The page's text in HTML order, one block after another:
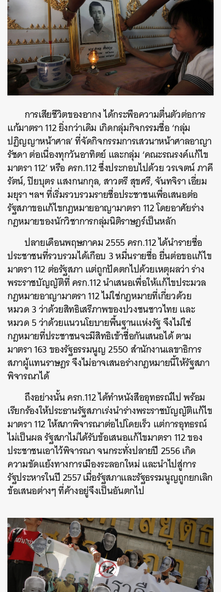
การเสียชีวิตของอากง ได้กระพือความตื่นตัวต่อการ
แก้มาตรา 112 ยิ่งกว่าเดิม เกิดกลุ่มกิจกรรมชื่อ ‘กลุ่ม
ปฏิญญาหน้าศาล’ ที่จัดกิจกรรมการเสวนาหน้าศาลอาญา
รัชดา ต่อเนื่องทุกวันอาทิตย์ และกลุ่ม ‘คณะรณรงค์แก้ไข
มาตรา 112’ หรือ ครก.112 ซึ่งประกอบไปด้วย วรเจตน์ ภาคี
รัตน์, ปิยบุตร แสงกนกกุล, สาวตรี สุขศรี, จันทจิรา เอี่ยม
มยุรา ฯลฯที่เริ่มรวบรวมรายชื่อประชาชนเพื่อเสนอต่อ
รัฐสภาขอแก้ไขกฎหมายอาญามาตรา 112 โดยอาศัยร่าง
กฎหมายของนักวิชาการกลุ่มนิติราษฎร์เป็นหลัก
ปลายเดือนพฤษภาคม 2555 ครก.112 ได้นำรายชื่อ
ประชาชนที่รวบรวมได้เกือบ 3 หมื่นรายชื่อ ยื่นต่อขอแก้ไข
มาตรา 112 ต่อรัฐสภา แต่ถูกปัดตกไปด้วยเหตุผลว่า ร่าง
พระราชบัญญัติที่ ครก.112 นำเสนอเพื่อให้แก้ไขประมวล
กฎหมายอาญามาตรา 112 ไม่ใช่กฎหมายที่เกี่ยวด้วย
หมวด 3 ว่าด้วยสิทธิเสรีภาพของปวงชนชาวไทย และ
หมวด 5 ว่าด้วยแนวนโยบายพื้นฐานแห่งรัฐ จึงไม่ใช่
กฎหมายที่ประชาชนจะมีสิทธิเข้าชื่อกันเสนอได้ ตาม
มาตรา 163 ของรัฐธรรมนูญ 2550 สำนักงานเลขาธิการ
สภาผู้แทนราษฎร จึงไม่อาจเสนอร่างกฎหมายนี้ให้รัฐสภา
พิจารณาได้
ถึงอย่างนั้น ครก.112 ได้ทำหนังสืออุทธรณ์ไป พร้อม
เรียกร้องให้ประธานรัฐสภาเร่งนำร่างพระราชบัญญัติแก้ไข
มาตรา 112 ให้สภาพิจารณาต่อไปโดยเร็ว แต่การอุทธรณ์
ไม่เป็นผล รัฐสภาไม่ได้รับข้อเสนอแก้ไขมาตรา 112 ของ
ประชาชนเอาไว้พิจารณา จนกระทั่งปลายปี 2556 เกิด
ความขัดแย้งทางการเมืองระลอกใหม่ และนำไปสู่การ
รัฐประหารในปี 2557 เมื่อรัฐสภาและรัฐธรรมนูญถูกยกเลิก
ข้อเสนอต่างๆ ที่ค้างอยู่จึงเป็นอันตกไป
ค้นหา
SHARE TWEET LINE EMAIL